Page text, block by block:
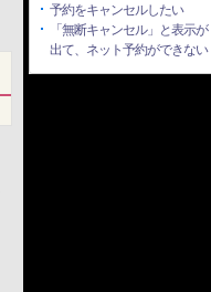
予約をキャンセルしたい
「無断キャンセル」と表示が
出て、ネット予約ができない